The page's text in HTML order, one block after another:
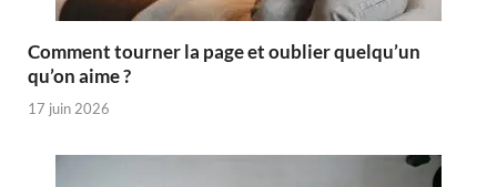
Comment tourner la page et oublier quelqu’un
qu’on aime ?
17 juin 2026